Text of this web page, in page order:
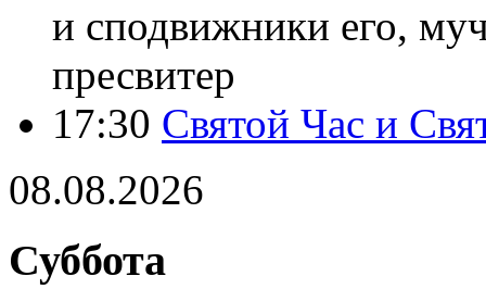
и сподвижники его,
пресвитер
17:30 Святой Час и
08.08.2026
Суббота